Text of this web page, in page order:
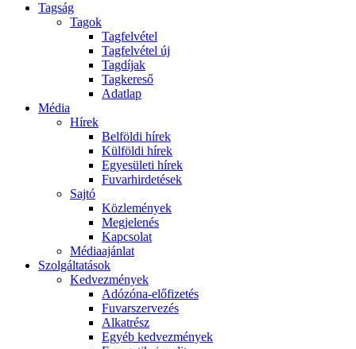
Tagság
Tagok
Tagfelvétel
Tagfelvétel új
Tagdíjak
Tagkereső
Adatlap
Média
Hírek
Belföldi hírek
Külföldi hírek
Egyesületi hírek
Fuvarhirdetések
Sajtó
Közlemények
Megjelenés
Kapcsolat
Médiaajánlat
Szolgáltatások
Kedvezmények
Adózóna-előfizetés
Fuvarszervezés
Alkatrész
Egyéb kedvezmények